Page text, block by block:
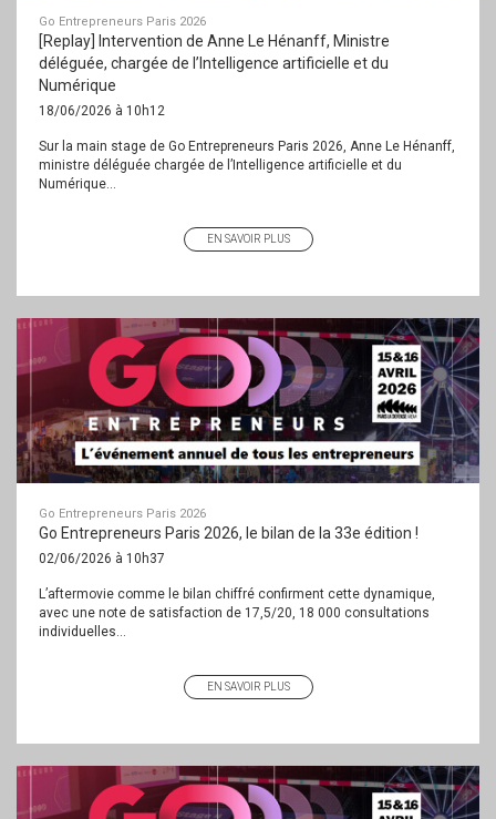
Go Entrepreneurs Paris 2026
[Replay] Intervention de Anne Le Hénanff, Ministre
déléguée, chargée de l’Intelligence artificielle et du
Numérique
18/06/2026 à 10h12
Sur la main stage de Go Entrepreneurs Paris 2026, Anne Le Hénanff,
ministre déléguée chargée de l’Intelligence artificielle et du
Numérique...
EN SAVOIR PLUS
Go Entrepreneurs Paris 2026
Go Entrepreneurs Paris 2026, le bilan de la 33e édition !
02/06/2026 à 10h37
L’aftermovie comme le bilan chiffré confirment cette dynamique,
avec une note de satisfaction de 17,5/20, 18 000 consultations
individuelles...
EN SAVOIR PLUS